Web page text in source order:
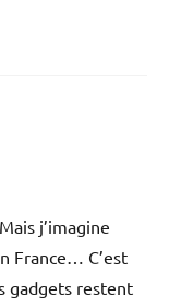
j’imagine
France… C’est
gadgets restent